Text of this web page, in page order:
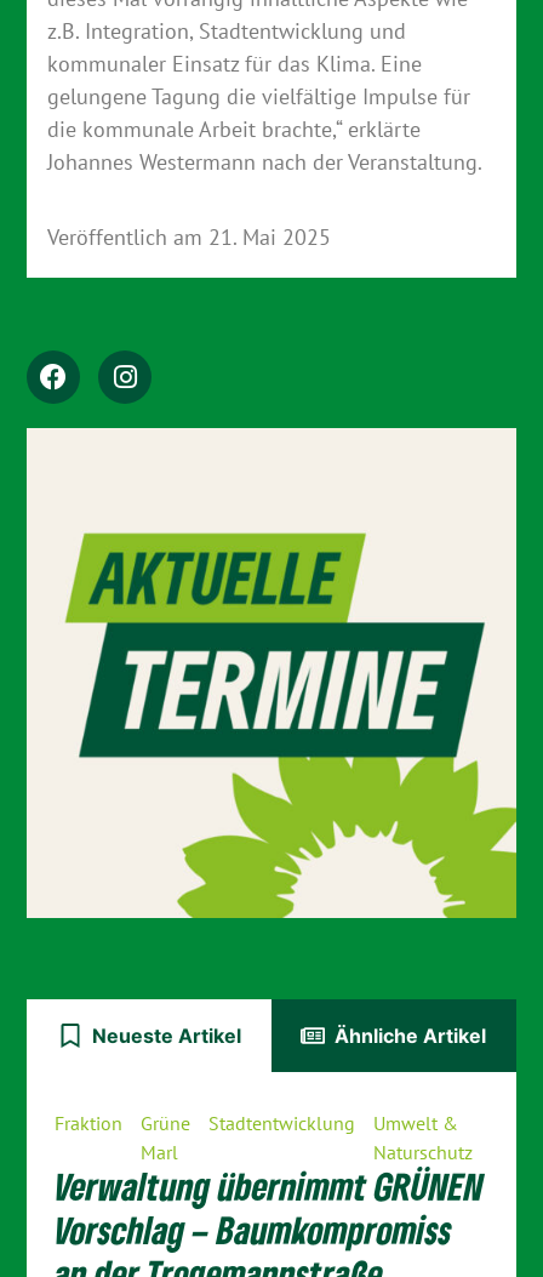
z.B. Integration, Stadtentwicklung und
kommunaler Einsatz für das Klima. Eine
gelungene Tagung die vielfältige Impulse für
die kommunale Arbeit brachte,“ erklärte
Johannes Westermann nach der Veranstaltung.
Veröffentlich am 21. Mai 2025
Neueste Artikel Ähnliche Artikel
Fraktion
Grüne
Marl
Stadtentwicklung
Umwelt &
Naturschutz
Verwaltung übernimmt GRÜNEN
Vorschlag – Baumkompromiss